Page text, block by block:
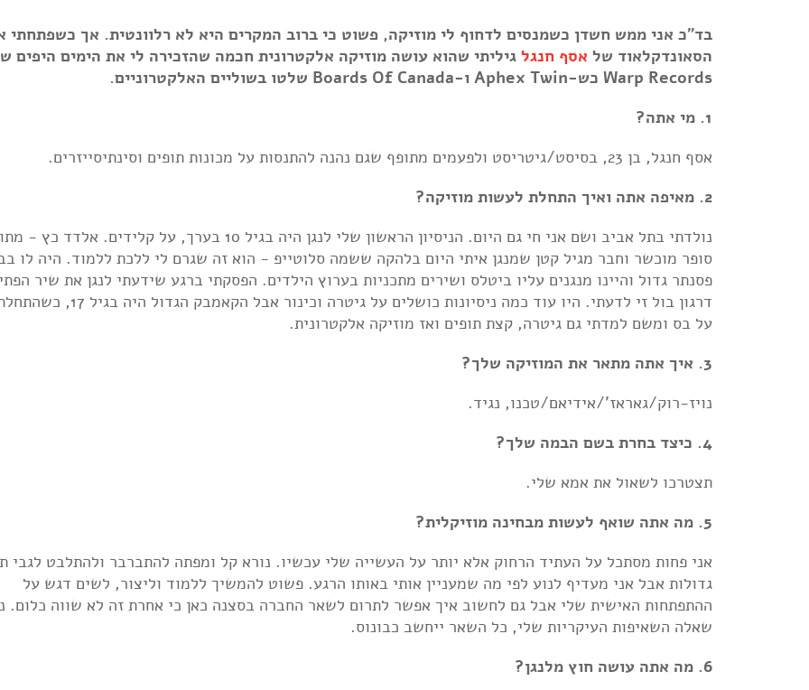
בד"כ אני ממש חשדן כשמנסים לדחוף לי מוזיקה, פשוט כי ברוב המקרים היא לא רלוונטית. אך כשפתחתי
הסאונדקלאוד של אסף חנגל גיליתי שהוא עושה מוזיקה אלקטרונית חכמה שהזכירה לי את הימים היפים
Warp Records כש-Aphex Twin ו-Boards Of Canada שלטו בשוליים האלקטרוניים.
1. מי אתה?
אסף חנגל, בן 23, בסיסט/גיטריסט ולפעמים מתופף שגם נהנה להתנסות על מכונות תופים וסינתיסייזרים.
2. מאיפה אתה ואיך התחלת לעשות מוזיקה?
נולדתי בתל אביב ושם אני חי גם היום. הניסיון הראשון שלי לנגן היה בגיל 10 בערך, על קלידים. אלדד
סופר מוכשר וחבר מגיל קטן שמנגן איתי היום בלהקה ששמה סלוטייפ - הוא זה שגרם לי ללכת ללמוד. היה לו
פסנתר גדול והיינו מנגנים עליו ביטלס ושירים מתכניות בערוץ הילדים. הפסקתי ברגע שידעתי לנגן את שיר
דרגון בול זי לדעתי. היו עוד כמה ניסיונות כושלים על גיטרה וכינור
על בס ומשם למדתי גם גיטרה, קצת תופים ואז מוזיקה אלקטרונית.
3. איך אתה מתאר את המוזיקה שלך?
נויז-רוק/גאראז'/אידיאם/טכנו, נגיד.
4. כיצד בחרת בשם הבמה שלך?
תצטרכו לשאול את אמא שלי.
5. מה אתה שואף לעשות מבחינה מוזיקלית?
אני פחות מסתכל על העתיד הרחוק אלא יותר על העשייה שלי עכשיו. נורא קל ומפתה להתברבר ולהתלבט לגבי
גדולות אבל אני מעדיף לנוע לפי מה שמעניין אותי באותו הרגע. פשוט להמשיך ללמוד וליצור, לשים דגש על
ההתפתחות האישית שלי אבל גם לחשוב איך אפשר לתרום לשאר החברה בסצנה כאן כי אחרת זה לא שווה כלום.
שאלה השאיפות העיקריות שלי, כל השאר ייחשב כבונוס.
6. מה אתה עושה חוץ מלנגן?